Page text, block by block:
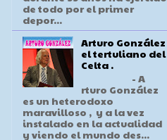
de todo por el primer
depor...
Arturo González
el tertuliano del
Celta .
- A
rturo González
es un heterodoxo
maravilloso , y a la vez
instalado en la actualidad
y viendo el mundo des...